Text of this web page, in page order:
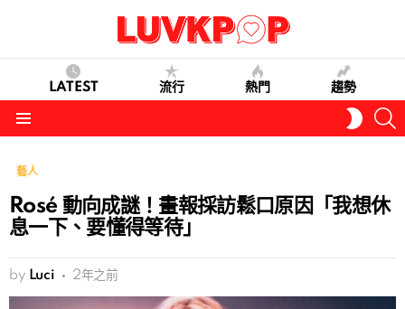
LATEST 流行 熱門 趨勢
SKIN
藝人
Rosé 動向成謎！畫報採訪鬆口原因「我想休
息一下、要懂得等待」
by Luci 2年之前